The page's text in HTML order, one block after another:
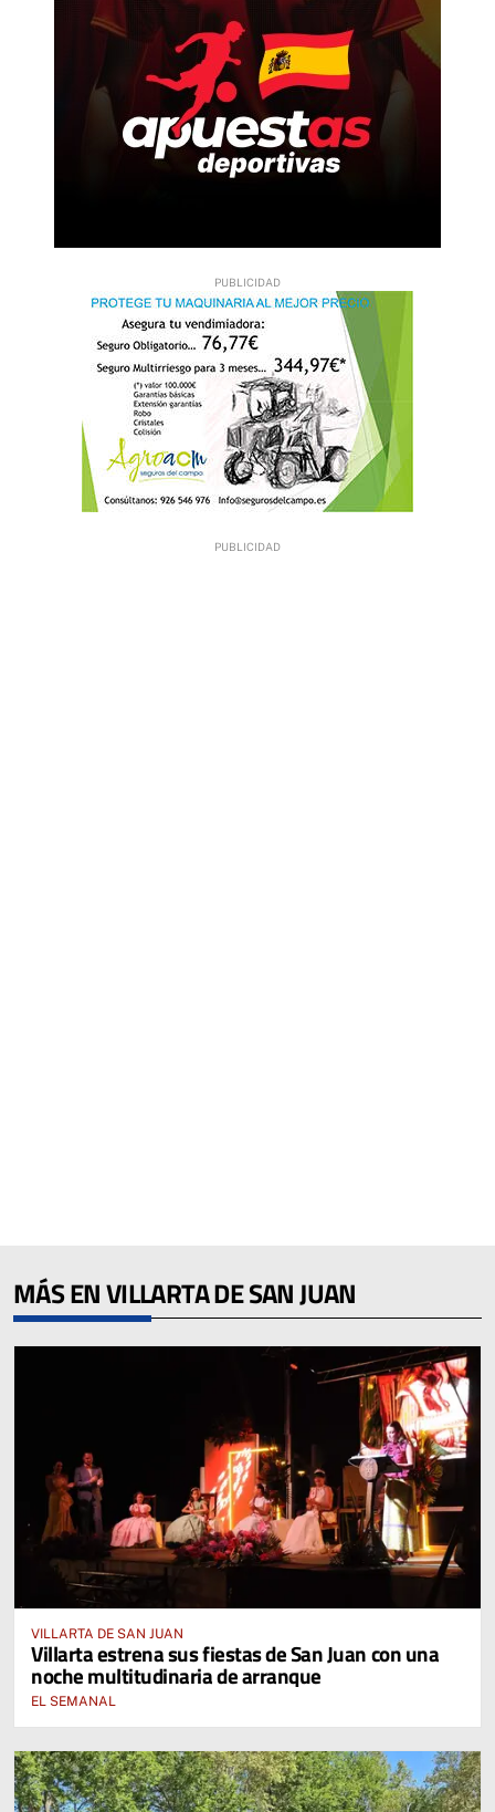
MÁS EN VILLARTA DE SAN JUAN
VILLARTA DE SAN JUAN
Villarta estrena sus fiestas de San Juan con una
noche multitudinaria de arranque
EL SEMANAL